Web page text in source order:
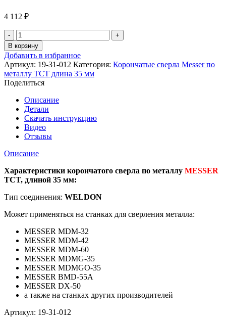
4 112 ₽
Количество
товара
Корончатое
сверло
Messer
ТСТ
по
металлу
диаметр
12мм/
длина
35
мм
В корзину
Добавить в избранное
Артикул: 19-31-012 Категория: Корончатые сверла Messer по
металлу ТСТ длина 35 мм
Поделиться
Описание
Детали
Скачать инструкцию
Видео
Отзывы
Описание
Характеристики корончатого сверла по металлу MESSER
TCT, длиной 35 мм:
Тип соединения: WELDON
Может применяться на станках для сверления металла:
MESSER MDM-32
MESSER MDM-42
MESSER MDM-60
MESSER MDMG-35
MESSER MDMGO-35
MESSER BMD-55A
MESSER DX-50
а также на станках других производителей
Артикул: 19-31-012